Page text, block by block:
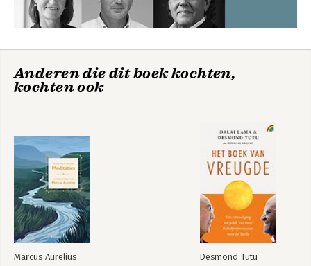
Anderen die dit boek kochten,
kochten ook
Marcus Aurelius Desmond Tutu